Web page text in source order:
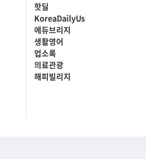
핫딜
KoreaDailyUs
에듀브리지
생활영어
업소록
의료관광
해피빌리지